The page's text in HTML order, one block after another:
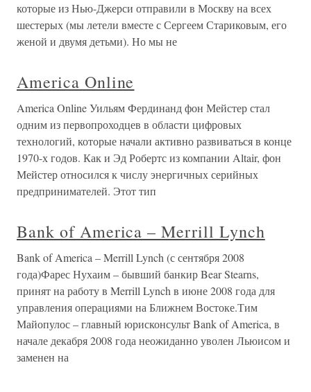
которые из Нью-Джерси отправили в Москву на всех
шестерых (мы летели вместе с Сергеем Стариковым, его
женой и двумя детьми). Но мы не
America Online
America Online Уильям Фердинанд фон Мейстер стал
одним из первопроходцев в области цифровых
технологий, которые начали активно развиваться в конце
1970-х годов. Как и Эд Робертс из компании Altair, фон
Мейстер относился к числу энергичных серийных
предпринимателей. Этот тип
Bank of America – Merrill Lynch
Bank of America – Merrill Lynch (с сентября 2008
года)Фарес Нухаим – бывший банкир Bear Stearns,
принят на работу в Merrill Lynch в июне 2008 года для
управления операциями на Ближнем Востоке.Тим
Майопулос – главный юрисконсульт Bank of America, в
начале декабря 2008 года неожиданно уволен Льюисом и
заменен на